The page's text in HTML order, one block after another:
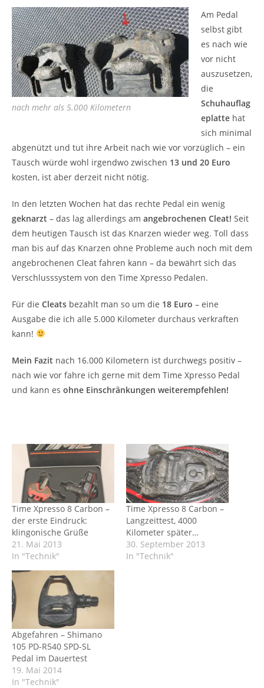
nach mehr als 5.000 Kilometern
Am Pedal
selbst gibt
es nach wie
vor nicht
auszusetzen,
die
Schuhauflag
eplatte hat
sich minimal
abgenützt und tut ihre Arbeit nach wie vor vorzüglich – ein
Tausch würde wohl irgendwo zwischen 13 und 20 Euro
kosten, ist aber derzeit nicht nötig.
In den letzten Wochen hat das rechte Pedal ein wenig
geknarzt – das lag allerdings am angebrochenen Cleat! Seit
dem heutigen Tausch ist das Knarzen wieder weg. Toll dass
man bis auf das Knarzen ohne Probleme auch noch mit dem
angebrochenen Cleat fahren kann – da bewährt sich das
Verschlusssystem von den Time Xpresso Pedalen.
Für die Cleats bezahlt man so um die 18 Euro – eine
Ausgabe die ich alle 5.000 Kilometer durchaus verkraften
kann!
Mein Fazit nach 16.000 Kilometern ist durchwegs positiv –
nach wie vor fahre ich gerne mit dem Time Xpresso Pedal
und kann es ohne Einschränkungen weiterempfehlen!
Time Xpresso 8 Carbon –
der erste Eindruck:
klingonische Grüße
21. Mai 2013
In "Technik"
Time Xpresso 8 Carbon –
Langzeittest, 4000
Kilometer später…
30. September 2013
In "Technik"
Abgefahren – Shimano
105 PD-R540 SPD-SL
Pedal im Dauertest
19. Mai 2014
In "Technik"